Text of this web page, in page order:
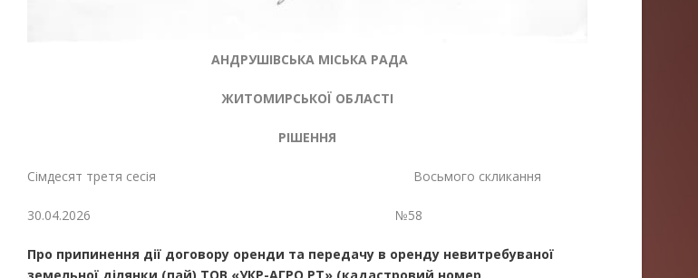
АНДРУШІВСЬКА МІСЬКА РАДА
ЖИТОМИРСЬКОЇ ОБЛАСТІ
РІШЕННЯ
Сімдесят третя сесія Восьмого скликання
30.04.2026 №58
Про припинення дії договору оренди та передачу в оренду невитребуваної